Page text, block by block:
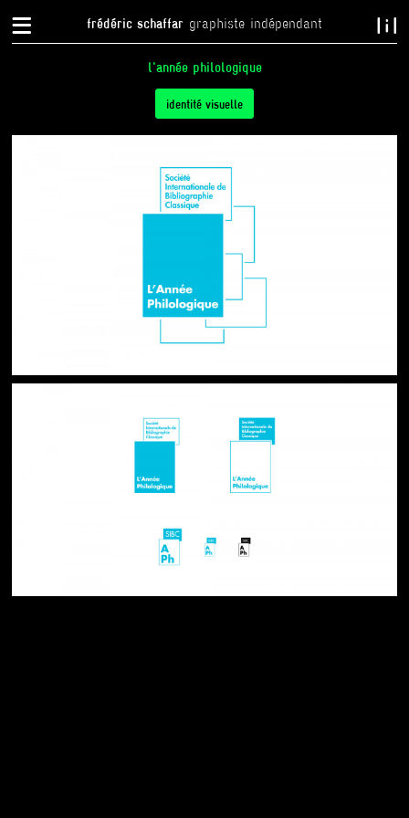
frédéric schaffar graphiste indépendant
{ }
l'année philologique
identité visuelle
actif)